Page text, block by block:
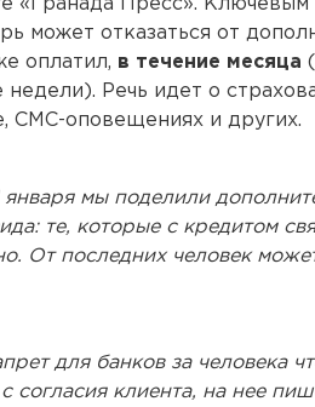
«Гранада Пресс». Ключевым
может отказаться от
оплатил, в течение месяца
недели). Речь идет о
СМС-оповещениях и других.
января мы поделили
те, которые с кредитом
От последних человек
для банков за человека
с согласия клиента, на нее